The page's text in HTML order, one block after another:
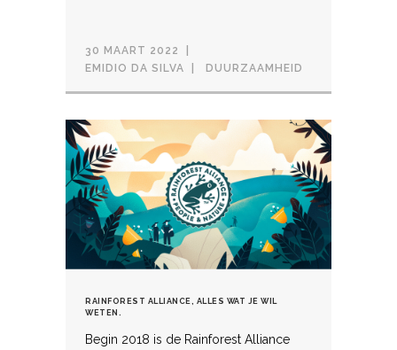
30 MAART 2022
EMIDIO DA SILVA
DUURZAAMHEID
RAINFOREST ALLIANCE, ALLES WAT JE WIL
WETEN.
Begin 2018 is de Rainforest Alliance